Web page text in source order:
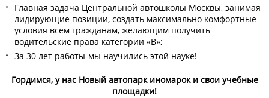
Главная задача Центральной автошколы Москвы, занимая
лидирующие позиции, создать максимально комфортные
условия всем гражданам, желающим получить
водительские права категории «В»;
За 30 лет работы-мы научились этой науке!
Гордимся, у нас Новый автопарк иномарок и свои учебные
площадки!